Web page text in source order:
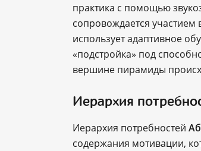
практика с помощью
сопровождается участием
использует адаптивное
«подстройка» под
вершине пирамиды
Иерархия
Иерархия потребностей
содержания мотивации,